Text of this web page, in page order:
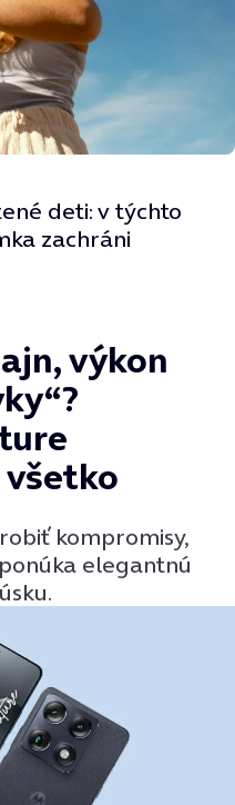
deti: v týchto
zachráni
výkon
kompromisy,
elegantnú